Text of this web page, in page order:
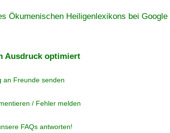
Ökumenischen Heiligenlexikons bei Google
Ausdruck optimiert
an Freunde senden
/ Fehler melden
FAQs antworten!